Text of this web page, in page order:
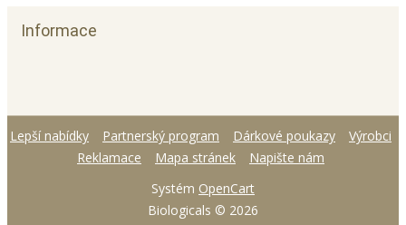
Informace
Lepší nabídky Partnerský program Dárkové poukazy
Výrobci
Reklamace
Mapa stránek
Napište nám
Systém OpenCart
Biologicals © 2026